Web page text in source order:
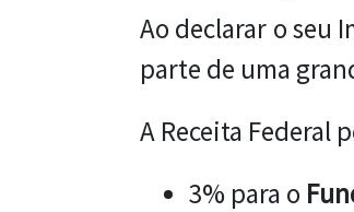
Ao declarar o seu
parte de uma
A Receita Federal
3% para o